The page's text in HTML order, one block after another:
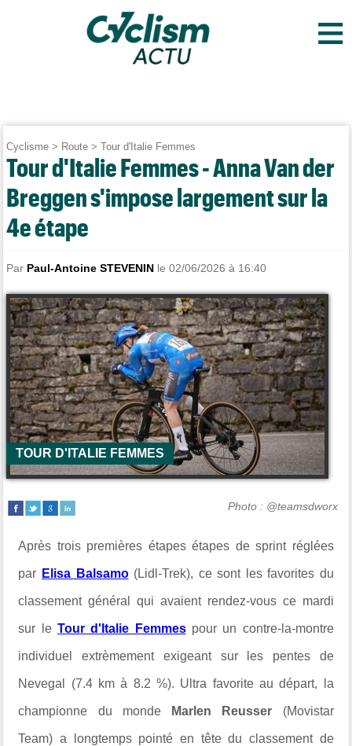
≡
Cyclisme > Route >Tour d'Italie Femmes
Tour d'Italie Femmes - Anna Van der
Breggen s'impose largement sur la
4e étape
Par Paul-Antoine STEVENIN le 02/06/2026 à 16:40
TOUR D'ITALIE FEMMES
Photo : @teamsdworx
Après trois premières étapes étapes de sprint réglées
par Elisa Balsamo(Lidl-Trek), ce sont les favorites du
classement général qui avaient rendez-vous ce mardi
sur leTour d'Italie Femmespour un contre-la-montre
individuel extrèmement exigeant sur les pentes de
Nevegal (7.4 km à 8.2 %). Ultra favorite au départ, la
championne du monde Marlen Reusser (Movistar
Team) a longtemps pointé en tête du classement de